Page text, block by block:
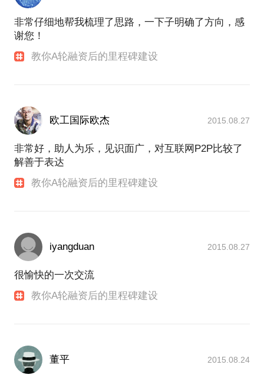
非常仔细地帮我梳理了思路，一下子明确了方向，感
谢您！
教你A轮融资后的里程碑建设
欧工国际欧杰 2015.08.27
非常好，助人为乐，见识面广，对互联网P2P比较了
解善于表达
教你A轮融资后的里程碑建设
iyangduan 2015.08.27
很愉快的一次交流
教你A轮融资后的里程碑建设
董平 2015.08.24